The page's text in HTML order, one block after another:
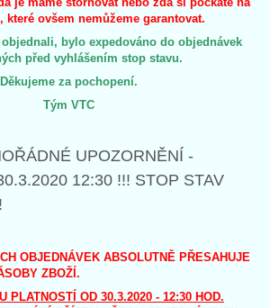
které ovšem nemůžeme garantovat.
bylo expedováno do objednávek
před vyhlášením stop stavu.
Děkujeme za pochopení.
Tým VTC
UPOZORNĚNÍ -
12:30 !!! STOP STAV
OBJEDNÁVEK ABSOLUTNĚ PŘESAHUJE
ZBOŽÍ.
PLATNOSTÍ OD 30.3.2020 - 12:30 HOD.